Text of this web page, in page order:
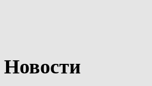
Новости